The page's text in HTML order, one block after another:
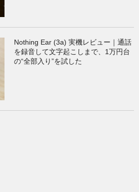
Nothing Ear (3a) 実機レビュー｜通話
を録音して文字起こしまで、1万円台
の“全部入り”を試した